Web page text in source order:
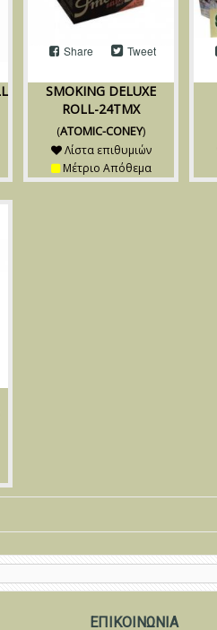
SMOKING DELUXE
ROLL-24TMX
(ATOMIC-CONEY)
Share Tweet
Λίστα επιθυμιών
Μέτριο Απόθεμα
ΕΠΙΚΟΙΝΩΝΙΑ